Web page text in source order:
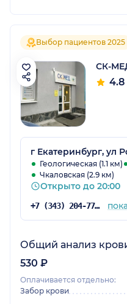
Выбор пациентов 2025
СК-
4.8
г Екатеринбург, ул
Геологическая (1.1 км)
Чкаловская (2.9 км)
Открыто до 20:00
+7 (343) 204-77-00
Общий анализ
530 ₽
Оплачивается отдельно:
Забор крови